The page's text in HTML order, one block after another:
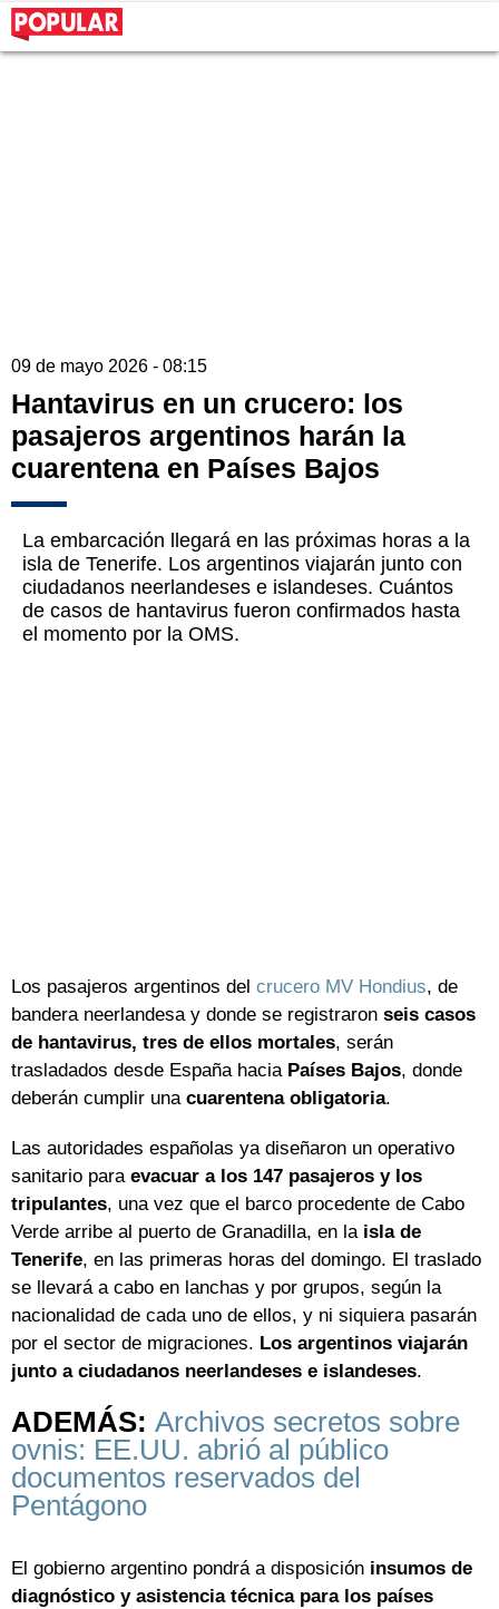
09 de mayo 2026 - 08:15
Hantavirus en un crucero: los
pasajeros argentinos harán la
cuarentena en Países Bajos
La embarcación llegará en las próximas horas a la
isla de Tenerife. Los argentinos viajarán junto con
ciudadanos neerlandeses e islandeses. Cuántos
de casos de hantavirus fueron confirmados hasta
el momento por la OMS.
Los pasajeros argentinos del crucero MV Hondius, de
bandera neerlandesa y donde se registraron seis casos
de hantavirus, tres de ellos mortales, serán
trasladados desde España hacia Países Bajos, donde
deberán cumplir una cuarentena obligatoria.
Las autoridades españolas ya diseñaron un operativo
sanitario para evacuar a los 147 pasajeros y los
tripulantes, una vez que el barco procedente de Cabo
Verde arribe al puerto de Granadilla, en la isla de
Tenerife, en las primeras horas del domingo. El traslado
se llevará a cabo en lanchas y por grupos, según la
nacionalidad de cada uno de ellos, y ni siquiera pasarán
por el sector de migraciones. Los argentinos viajarán
junto a ciudadanos neerlandeses e islandeses.
ADEMÁS: Archivos secretos sobre
ovnis: EE.UU. abrió al público
documentos reservados del
Pentágono
El gobierno argentino pondrá a disposición insumos de
diagnóstico y asistencia técnica para los países